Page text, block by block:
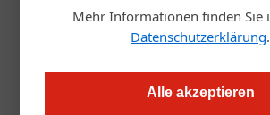
Mehr Informationen finden Sie
Datenschutzerklärung.
Alle akzeptieren
Redaktion.OEGZ
Fünf Tipps für den erfolgreichen